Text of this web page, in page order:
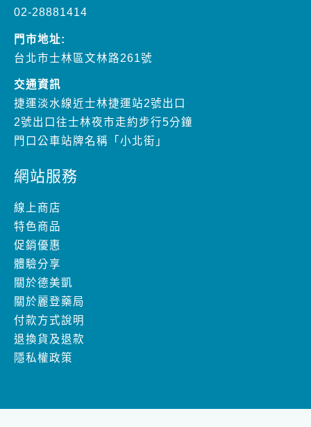
02-28881414
門市地址:
台北市士林區文林路261號
交通資訊
捷運淡水線近士林捷運站2號出口
2號出口往士林夜市走約步行5分鐘
門口公車站牌名稱「小北街」
網站服務
線上商店
特色商品
促銷優惠
體驗分享
關於德美凱
關於麗登藥局
付款方式說明
退換貨及退款
隱私權政策